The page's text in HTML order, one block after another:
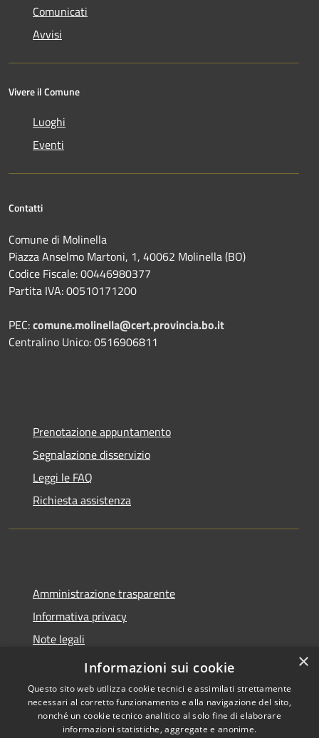
Comunicati
Avvisi
Vivere il Comune
Luoghi
Eventi
Contatti
Comune di Molinella
Piazza Anselmo Martoni, 1, 40062 Molinella (BO)
Codice Fiscale: 00446980377
Partita IVA: 00510171200
PEC:comune.molinella@cert.provincia.bo.it
Centralino Unico: 0516906811
Prenotazione appuntamento
Segnalazione disservizio
Leggi le FAQ
Richiesta assistenza
Amministrazione trasparente
Informativa privacy
Note legali
Dichiarazione di accessibilità
Copyright © 2026 • Comune di
×
Informazioni sui cookie
Questo sito web utilizza cookie tecnici e assimilati strettamente
necessari al corretto funzionamento e alla navigazione del sito,
nonché un cookie tecnico analitico al solo fine di elaborare
informazioni statistiche, aggregate e anonime.